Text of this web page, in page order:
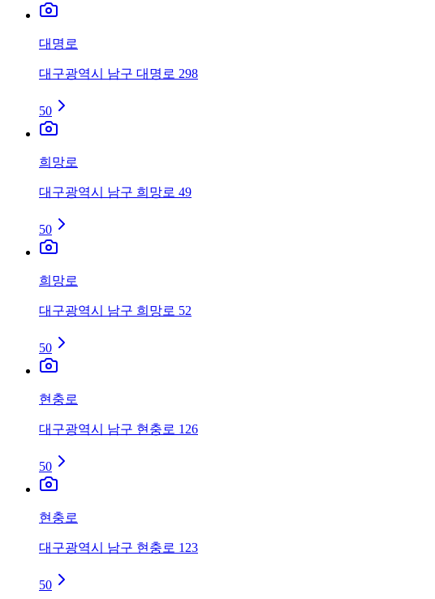
대명로
대구광역시 남구 대명로 298
50
희망로
대구광역시 남구 희망로 49
50
희망로
대구광역시 남구 희망로 52
50
현충로
대구광역시 남구 현충로 126
50
현충로
대구광역시 남구 현충로 123
50